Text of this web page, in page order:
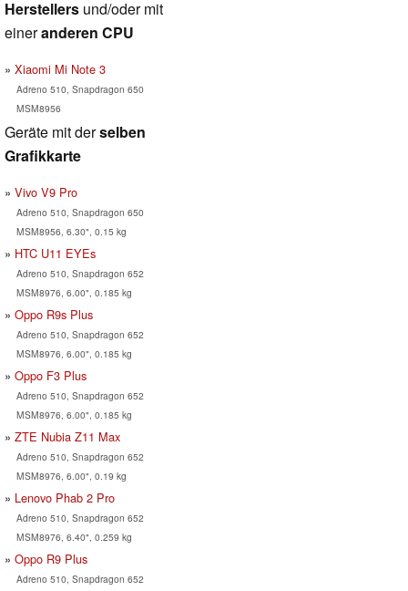
Herstellers und/oder mit
eineranderen CPU
Xiaomi Mi Note 3
Adreno 510, Snapdragon 650
MSM8956
Geräte mit derselben
Grafikkarte
Vivo V9 Pro
Adreno 510, Snapdragon 650
MSM8956, 6.30", 0.15 kg
HTC U11 EYEs
Adreno 510, Snapdragon 652
MSM8976, 6.00", 0.185 kg
Oppo R9s Plus
Adreno 510, Snapdragon 652
MSM8976, 6.00", 0.185 kg
Oppo F3 Plus
Adreno 510, Snapdragon 652
MSM8976, 6.00", 0.185 kg
ZTE Nubia Z11 Max
Adreno 510, Snapdragon 652
MSM8976, 6.00", 0.19 kg
Lenovo Phab 2 Pro
Adreno 510, Snapdragon 652
MSM8976, 6.40", 0.259 kg
Oppo R9 Plus
Adreno 510, Snapdragon 652